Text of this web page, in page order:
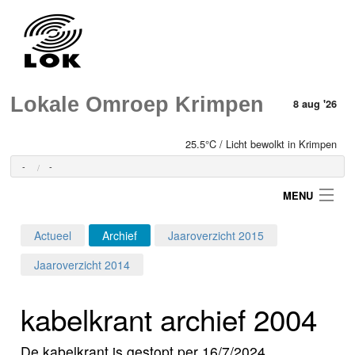
Lokale Omroep Krimpen 8 aug '26
25.5°C / Licht bewolkt in Krimpen
- -
MENU
Programma's
Actueel Archief
Jaaroverzicht 2015
Jaaroverzicht 2014
kabelkrant archief 2004